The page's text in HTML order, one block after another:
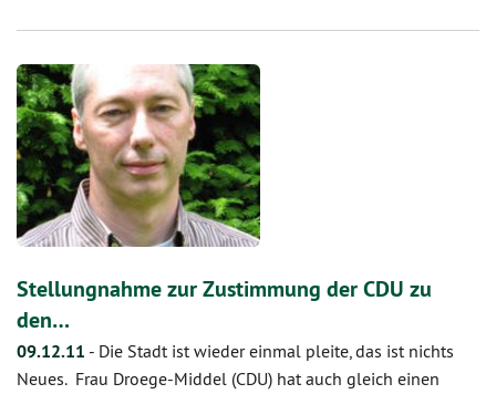
Stellungnahme zur Zustimmung der CDU zu
den…
09.12.11 - Die Stadt ist wieder einmal pleite, das ist nichts
Neues. Frau Droege-Middel (CDU) hat auch gleich einen